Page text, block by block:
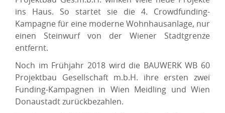
ins Haus. So startet sie die 4. Crowdfunding-
Kampagne für eine moderne Wohnhausanlage, nur
einen Steinwurf von der Wiener Stadtgrenze
entfernt.
Noch im Frühjahr 2018 wird die BAUWERK WB 60
Projektbau Gesellschaft m.b.H. ihre ersten zwei
Funding-Kampagnen in Wien Meidling und Wien
Donaustadt zurückbezahlen.